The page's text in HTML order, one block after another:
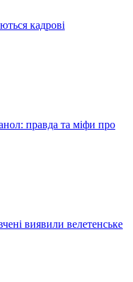
кадрові
правда та міфи про
виявили велетенське